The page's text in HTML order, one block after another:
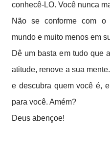
conhecê-LO. Você nunca
Não se conforme com o
mundo e muito menos em
Dê um basta em tudo que
atitude, renove a sua
e descubra quem você é,
para você. Amém?
Deus abençoe!